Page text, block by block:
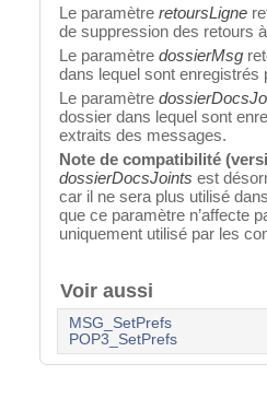
Le paramètre retoursLigne
de suppression des retours
Le paramètre dossierMsg
dans lequel sont
Le paramètre
dossier dans lequel sont
extraits des messages.
Note de compatibilité
dossierDocsJoints est
car il ne sera plus utilisé
que ce paramètre n’affecte
uniquement utilisé par les
Voir aussi
MSG_SetPrefs
POP3_SetPrefs